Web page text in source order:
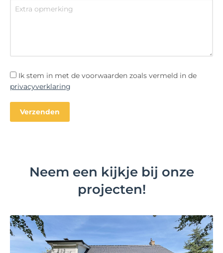
Ik stem in met de voorwaarden zoals vermeld in de
privacyverklaring
Neem een kijkje bij onze
projecten!